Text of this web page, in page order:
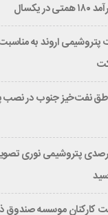
پتروشیمی اروند به
نفت‌خیز جنوب در
سرمایه ۶۰ درصدی پتروشیمی
کارکنان موسسه صندوق